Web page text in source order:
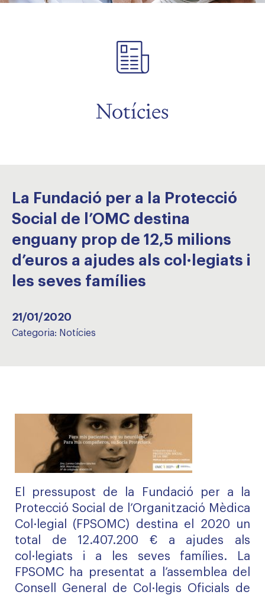
Notícies
La Fundació per a la Protecció
Social de l’OMC destina
enguany prop de 12,5 milions
d’euros a ajudes als col·legiats i
les seves famílies
21/01/2020
Categoria: Notícies
El pressupost de la Fundació per a la
Protecció Social de l’Organització Mèdica
Col·legial (FPSOMC) destina el 2020 un
total de 12.407.200 € a ajudes als
col·legiats i a les seves famílies. La
FPSOMC ha presentat a l’assemblea del
Consell General de Col·legis Oficials de